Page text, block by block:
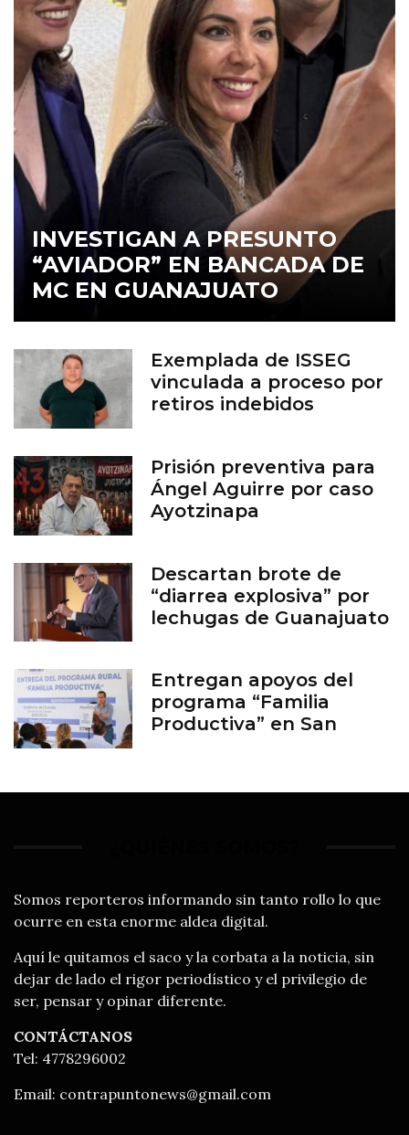
INVESTIGAN A PRESUNTO
“AVIADOR” EN BANCADA DE
MC EN GUANAJUATO
Exemplada de ISSEG
vinculada a proceso por
retiros indebidos
Prisión preventiva para
Ángel Aguirre por caso
Ayotzinapa
Descartan brote de
“diarrea explosiva” por
lechugas de Guanajuato
Entregan apoyos del
programa “Familia
Productiva” en San
Somos reporteros informando sin tanto rollo lo que
ocurre en esta enorme aldea digital.
Aquí le quitamos el saco y la corbata a la noticia, sin
dejar de lado el rigor periodístico y el privilegio de
ser, pensar y opinar diferente.
CONTÁCTANOS
Tel: 4778296002
Email: contrapuntonews@gmail.com